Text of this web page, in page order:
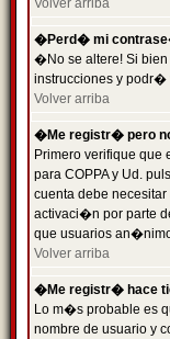
Volver arriba
�Perd� mi
�No se altere! Si bien
instrucciones y podr�
Volver arriba
�Me registr� pero
Primero verifique
para COPPA y Ud.
cuenta debe
activaci�n por parte
que usuarios
Volver arriba
�Me registr� hace
Lo m�s probable es
nombre de usuario y